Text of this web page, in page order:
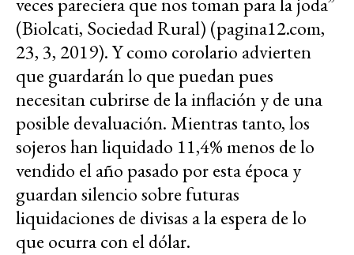
(Biolcati, Sociedad Rural) (pagina12.com,
23, 3, 2019). Y como corolario advierten
que guardarán lo que puedan pues
necesitan cubrirse de la inflación y de una
posible devaluación. Mientras tanto, los
sojeros han liquidado 11,4% menos de lo
vendido el año pasado por esta época y
guardan silencio sobre futuras
liquidaciones de divisas a la espera de lo
que ocurra con el dólar.